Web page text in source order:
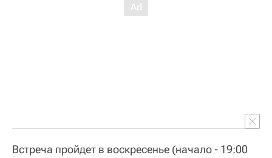
Встреча пройдет в воскресенье (начало - 19:00